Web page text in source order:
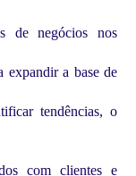
de negócios nos
expandir a base de
tendências, o
com clientes e